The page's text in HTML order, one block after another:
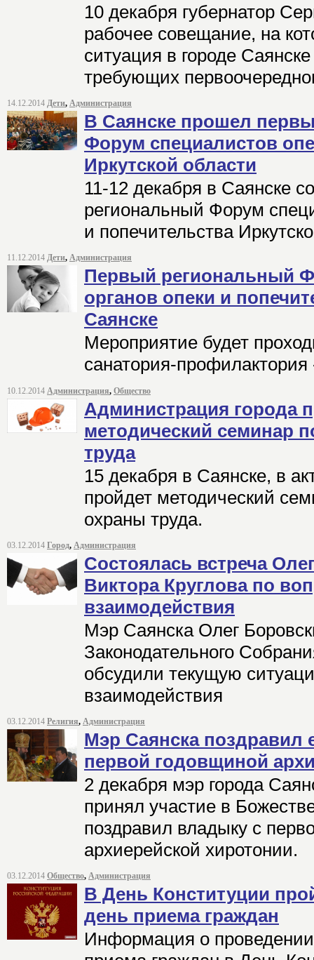
10 декабря губернатор
рабочее совещание, на
ситуация в городе
требующих
14.12.2014 Дети, Администрация
В Саянске прошел
Форум специалистов
Иркутской области
11-12 декабря в Саянске
региональный Форум
и попечительства
11.12.2014 Дети, Администрация
Первый региональный
органов опеки и
Саянске
Мероприятие будет
санатория-профилактория
10.12.2014 Администрация, Общество
Администрация города
методический семинар
труда
15 декабря в Саянске, в
пройдет методический
охраны труда.
03.12.2014 Город, Администрация
Состоялась встреча
Виктора Круглова по
взаимодействия
Мэр Саянска Олег
Законодательного
обсудили текущую
взаимодействия
03.12.2014 Религия, Администрация
Мэр Саянска поздравил
первой годовщиной
2 декабря мэр города
принял участие в
поздравил владыку с
архиерейской хиротонии.
03.12.2014 Общество, Администрация
В День Конституции
день приема граждан
Информация о